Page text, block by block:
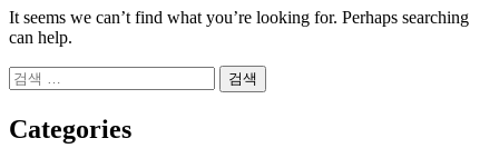
It seems we can’t find what you’re looking for. Perhaps searching
can help.
검
Categories